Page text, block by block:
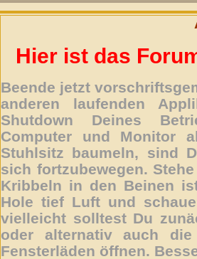
Hier ist das
Beende jetzt
anderen laufenden
Shutdown Deines
Computer und Monitor
Stuhlsitz baumeln, sind
sich fortzubewegen.
Kribbeln in den Beinen
Hole tief Luft und
vielleicht solltest Du
oder alternativ auch
Fensterläden öffnen.